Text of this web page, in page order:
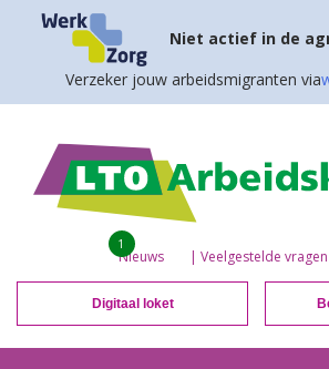
Niet actief in de
Verzeker jouw arbeidsmigranten via
Nieuws
1
| Veelgestelde vragen
Digitaal loket